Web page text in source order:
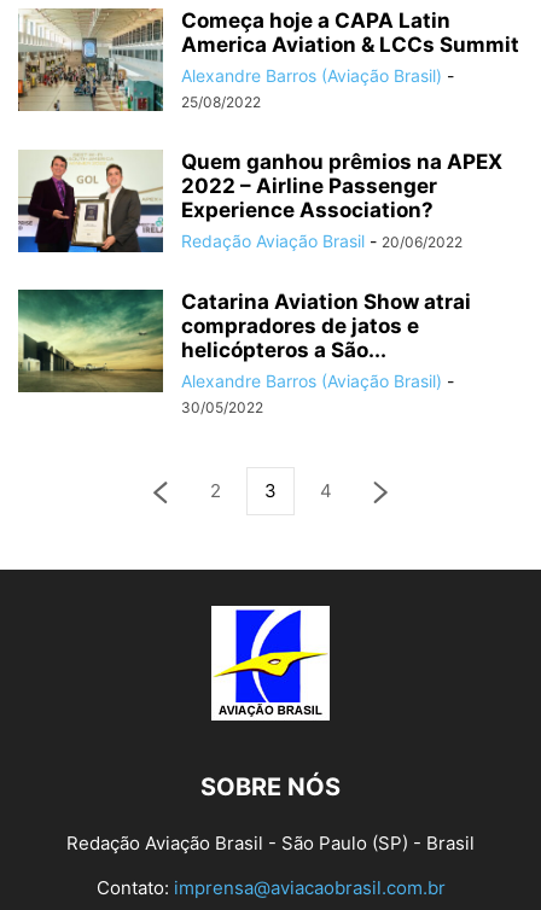
Começa hoje a CAPA Latin
America Aviation & LCCs Summit
Alexandre Barros (Aviação Brasil) -
25/08/2022
Quem ganhou prêmios na APEX
2022 – Airline Passenger
Experience Association?
Redação Aviação Brasil - 20/06/2022
Catarina Aviation Show atrai
compradores de jatos e
helicópteros a São...
Alexandre Barros (Aviação Brasil) -
30/05/2022
2 3 4
SOBRE NÓS
Redação Aviação Brasil - São Paulo (SP) - Brasil
Contato: imprensa@aviacaobrasil.com.br